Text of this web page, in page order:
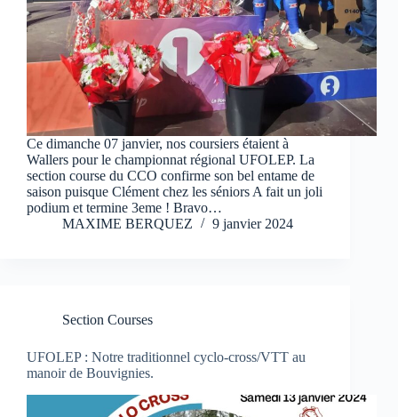
Ce dimanche 07 janvier, nos coursiers étaient à
Wallers pour le championnat régional UFOLEP. La
section course du CCO confirme son bel entame de
saison puisque Clément chez les séniors A fait un joli
podium et termine 3eme ! Bravo…
MAXIME BERQUEZ
9 janvier 2024
Section Courses
UFOLEP : Notre traditionnel cyclo-cross/VTT au
manoir de Bouvignies.